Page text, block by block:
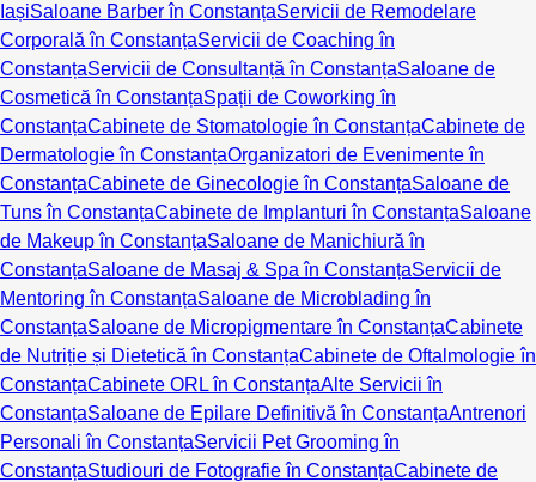
IașiSaloane Barber în ConstanțaServicii de Remodelare
Corporală în ConstanțaServicii de Coaching în
ConstanțaServicii de Consultanță în ConstanțaSaloane de
Cosmetică în ConstanțaSpații de Coworking în
ConstanțaCabinete de Stomatologie în ConstanțaCabinete de
Dermatologie în ConstanțaOrganizatori de Evenimente în
ConstanțaCabinete de Ginecologie în ConstanțaSaloane de
Tuns în ConstanțaCabinete de Implanturi în ConstanțaSaloane
de Makeup în ConstanțaSaloane de Manichiură în
ConstanțaSaloane de Masaj & Spa în ConstanțaServicii de
Mentoring în ConstanțaSaloane de Microblading în
ConstanțaSaloane de Micropigmentare în ConstanțaCabinete
de Nutriție și Dietetică în ConstanțaCabinete de Oftalmologie în
ConstanțaCabinete ORL în ConstanțaAlte Servicii în
ConstanțaSaloane de Epilare Definitivă în ConstanțaAntrenori
Personali în ConstanțaServicii Pet Grooming în
ConstanțaStudiouri de Fotografie în ConstanțaCabinete de